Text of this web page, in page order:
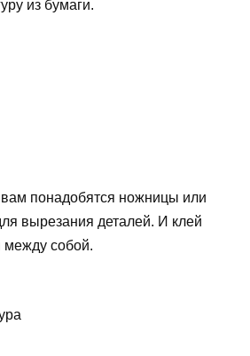
из бумаги.
понадобятся ножницы или
вырезания деталей. И клей
между собой.